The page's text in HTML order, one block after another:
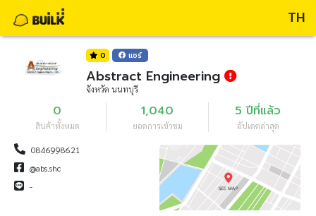
TH
0 แชร์
Abstract Engineering
จังหวัด นนทบุรี
0
สินค้าทั้งหมด
1,040
ยอดการเข้าชม
5 ปีที่แล้ว
อัปเดตล่าสุด
0846998621
@abs.shc
-